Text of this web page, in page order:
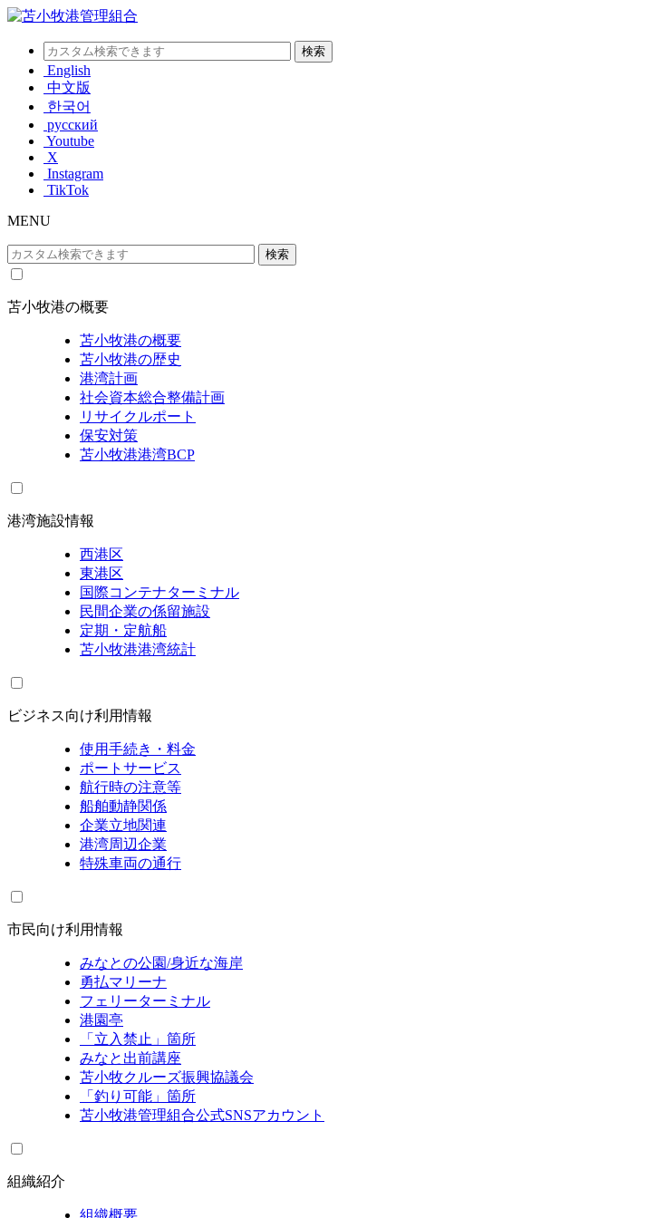
English
中文版
한국어
русский
Youtube
X
Instagram
TikTok
MENU
苫小牧港の概要
苫小牧港の概要
苫小牧港の歴史
港湾計画
社会資本総合整備計画
リサイクルポート
保安対策
苫小牧港港湾BCP
港湾施設情報
西港区
東港区
国際コンテナターミナル
民間企業の係留施設
定期・定航船
苫小牧港港湾統計
ビジネス向け利用情報
使用手続き・料金
ポートサービス
航行時の注意等
船舶動静関係
企業立地関連
港湾周辺企業
特殊車両の通行
市民向け利用情報
みなとの公園/身近な海岸
勇払マリーナ
フェリーターミナル
港園亭
「立入禁止」箇所
みなと出前講座
苫小牧クルーズ振興協議会
「釣り可能」箇所
苫小牧港管理組合公式SNSアカウント
組織紹介
組織概要